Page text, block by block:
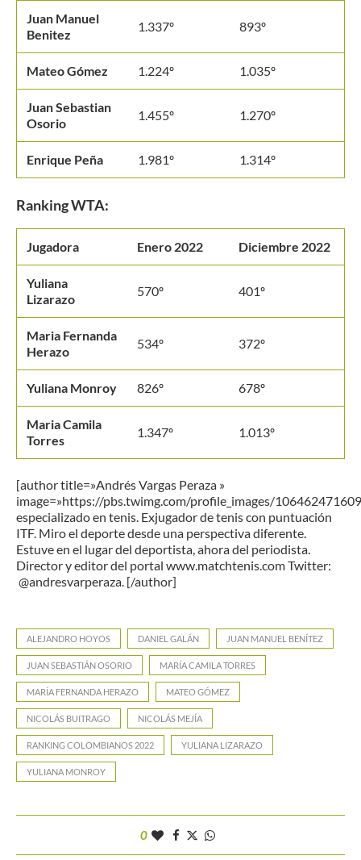
Juan Manuel
Benitez
1.337º 893º
Mateo Gómez 1.224º 1.035º
Juan Sebastian
Osorio
1.455º 1.270º
Enrique Peña 1.981º 1.314º
Ranking WTA:
Jugadora Enero 2022 Diciembre 2022
Yuliana
Lizarazo
570º 401º
Maria Fernanda
Herazo
534º 372º
Yuliana Monroy 826º 678º
Maria Camila
Torres
1.347º 1.013º
[author title=»Andrés Vargas Peraza »
image=»https://pbs.twimg.com/profile_images/
especializado en tenis. Exjugador de tenis con puntuación
ITF. Miro el deporte desde una perspectiva diferente.
Estuve en el lugar del deportista, ahora del periodista.
Director y editor del portal www.matchtenis.com Twitter:
@andresvarperaza. [/author]
ALEJANDRO HOYOS DANIEL GALÁN JUAN MANUEL BENÍTEZ
JUAN SEBASTIÁN OSORIO MARÍA CAMILA TORRES
MARÍA FERNANDA HERAZO MATEO GÓMEZ
NICOLÁS BUITRAGO NICOLÁS MEJÍA
RANKING COLOMBIANOS 2022 YULIANA LIZARAZO
YULIANA MONROY
0